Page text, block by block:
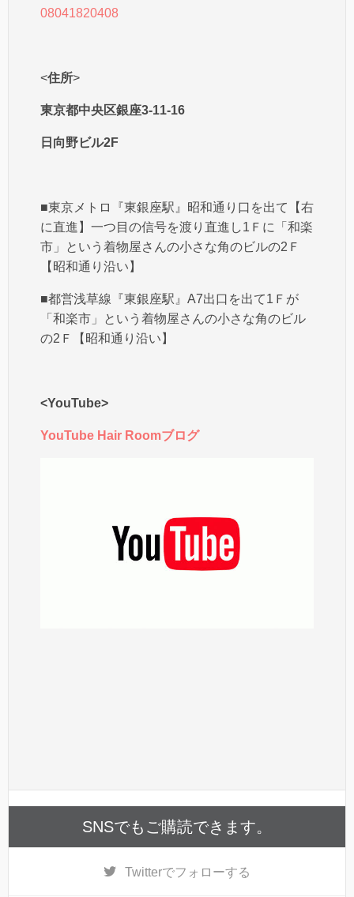
08041820408
<住所>
東京都中央区銀座3-11-16
日向野ビル2F
■東京メトロ『東銀座駅』昭和通り口を出て【右
に直進】一つ目の信号を渡り直進し1Ｆに「和楽
市」という着物屋さんの小さな角のビルの2Ｆ
【昭和通り沿い】
■都営浅草線『東銀座駅』A7出口を出て1Ｆが
「和楽市」という着物屋さんの小さな角のビル
の2Ｆ【昭和通り沿い】
<YouTube>
YouTube Hair Roomブログ
SNSでもご購読できます。
Twitterでフォローする